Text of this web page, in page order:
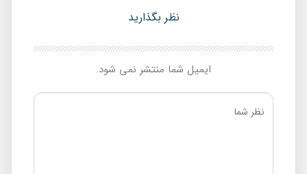
نظر بگذارید
ایمیل شما منتشر نمی شود.